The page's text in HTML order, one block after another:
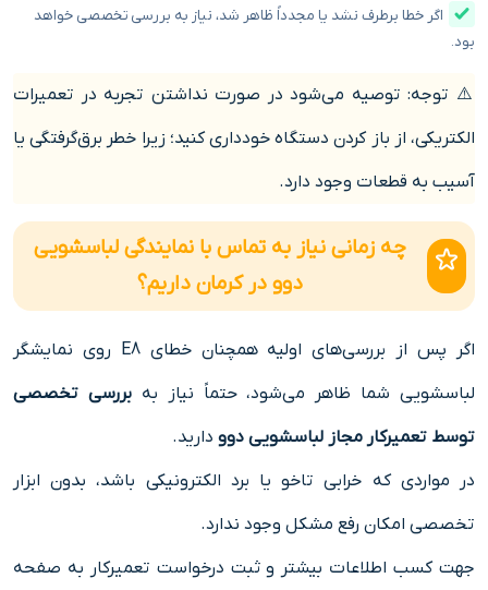
اگر خطا برطرف نشد یا مجدداً ظاهر شد، نیاز به بررسی تخصصی خواهد
بود.
⚠️ توجه: توصیه می‌شود در صورت نداشتن تجربه در تعمیرات
الکتریکی، از باز کردن دستگاه خودداری کنید؛ زیرا خطر برق‌گرفتگی یا
آسیب به قطعات وجود دارد.
چه زمانی نیاز به تماس با نمایندگی لباسشویی
دوو در کرمان داریم؟
اگر پس از بررسی‌های اولیه همچنان خطای E8 روی نمایشگر
لباسشویی شما ظاهر می‌شود، حتماً نیاز بهبررسی تخصصی
توسط تعمیرکار مجاز لباسشویی دوو دارید.
در مواردی که خرابی تاخو یا برد الکترونیکی باشد، بدون ابزار
تخصصی امکان رفع مشکل وجود ندارد.
جهت کسب اطلاعات بیشتر و ثبت درخواست تعمیرکار به صفحه